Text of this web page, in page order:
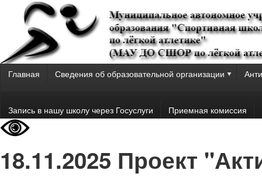
Главная Сведения об образовательной организации
Запись в нашу школу через Госуслуги Приемная комиссия
18.11.2025 Проект